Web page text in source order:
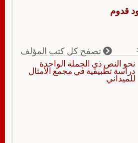
قدوم
تصفح كل كتب المؤلف
نحو النص ذي الجملة الواحدة
دراسة تطبيقية في مجمع الأمثال
للميداني